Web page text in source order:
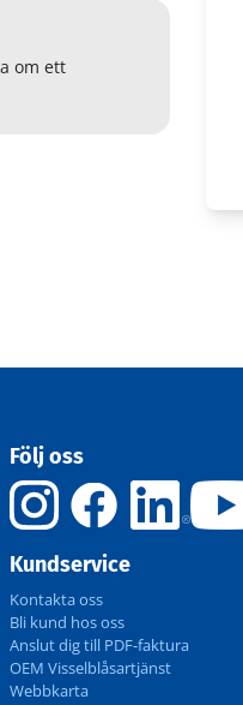
om ett
Följ oss
Kundservice
Kontakta oss
Bli kund hos oss
Anslut dig till PDF-faktura
OEM Visselblåsartjänst
Webbkarta